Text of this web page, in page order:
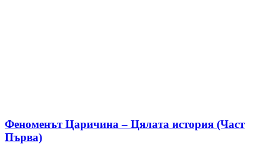
Феноменът Царичина – Цялата история (Част
Първа)